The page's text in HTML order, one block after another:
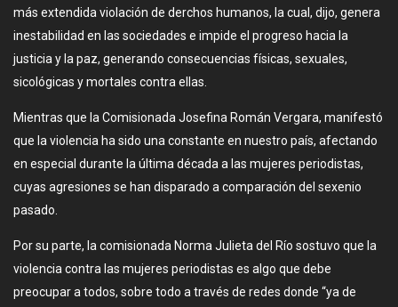
más extendida violación de derchos humanos, la cual, dijo, genera
inestabilidad en las sociedades e impide el progreso hacia la
justicia y la paz, generando consecuencias físicas, sexuales,
sicológicas y mortales contra ellas.
Mientras que la Comisionada Josefina Román Vergara, manifestó
que la violencia ha sido una constante en nuestro país, afectando
en especial durante la última década a las mujeres periodistas,
cuyas agresiones se han disparado a comparación del sexenio
pasado.
Por su parte, la comisionada Norma Julieta del Río sostuvo que la
violencia contra las mujeres periodistas es algo que debe
preocupar a todos, sobre todo a través de redes donde “ya de